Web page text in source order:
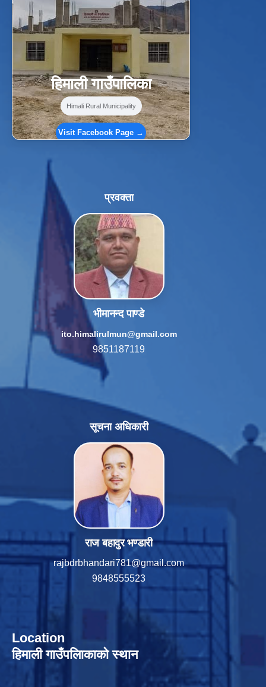
f Facebook ⋯
हिमाली गाउँपालिका
Himali Rural Municipality
Visit Facebook Page →
प्रवक्ता
भीमानन्द पाण्डे
ito.himalirulmun@gmail.com
9851187119
सूचना अधिकारी
राज बहादुर भण्डारी
rajbdrbhandari781@gmail.com
9848555523
Location
हिमाली गाउँपलािकाको स्थान